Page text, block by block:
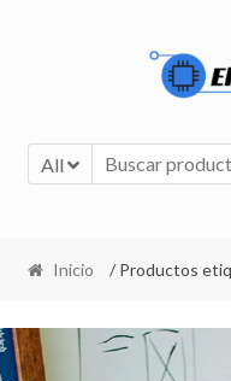
All
Inicio / Productos